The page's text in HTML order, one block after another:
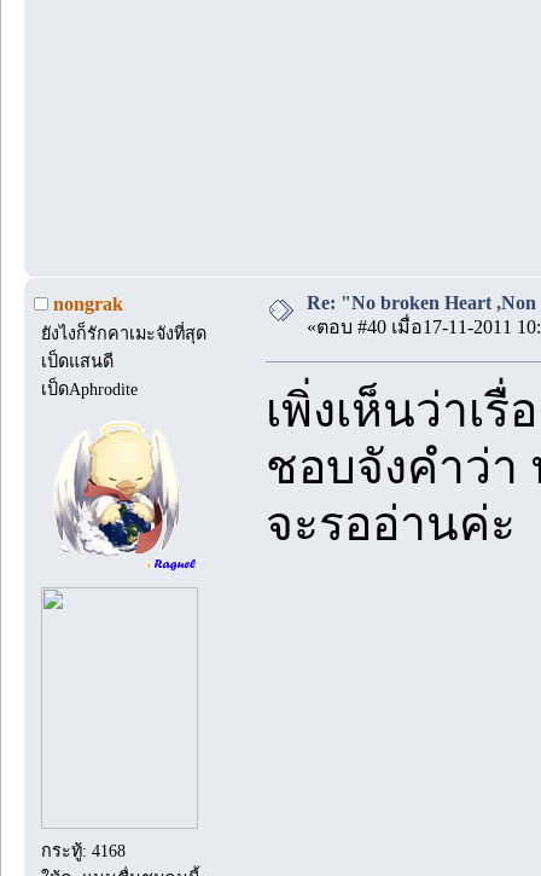
nongrak
ยังไงก็รักคาเมะจังที่สุด
เป็ดแสนดี
เป็ดAphrodite
กระทู้: 4168
Re: "No broken Heart ,Non
«ตอบ #40 เมื่อ17-11-2011
เพิ่งเห็นว่าเ
ชอบจังคำว่า
จะรออ่านค่ะ